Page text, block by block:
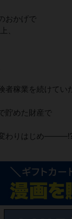
おかげで
、
者稼業を続けてい
貯めた財産で
変わりはじめ